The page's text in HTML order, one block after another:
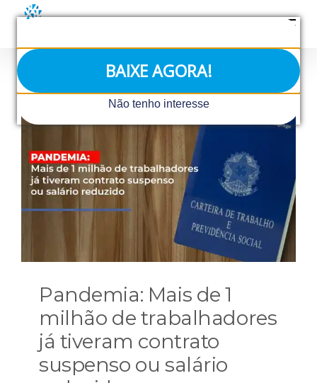
BAIXE AGORA!
Não tenho interesse
conteúdo
Pandemia: Mais de 1
milhão de trabalhadores
já tiveram contrato
suspenso ou salário